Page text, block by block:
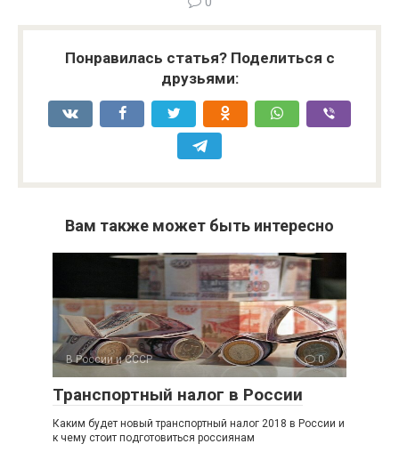
Понравилась статья? Поделиться с
друзьями:
Вам также может быть интересно
В России и СССР 0
Транспортный налог в России
Каким будет новый транспортный налог 2018 в России и
к чему стоит подготовиться россиянам